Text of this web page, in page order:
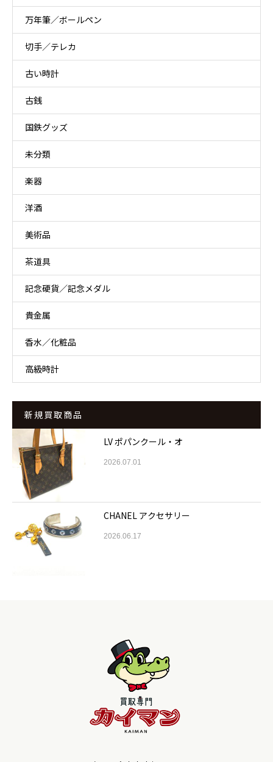
万年筆／ボールペン
切手／テレカ
古い時計
古銭
国鉄グッズ
未分類
楽器
洋酒
美術品
茶道具
記念硬貨／記念メダル
貴金属
香水／化粧品
高級時計
新規買取商品
LV ポパンクール・オ
2026.07.01
CHANEL アクセサリー
2026.06.17